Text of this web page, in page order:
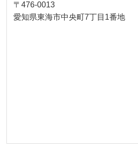
〒476-0013
愛知県東海市中央町7丁目1番地